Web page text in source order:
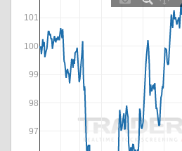
97
98
99
100
101